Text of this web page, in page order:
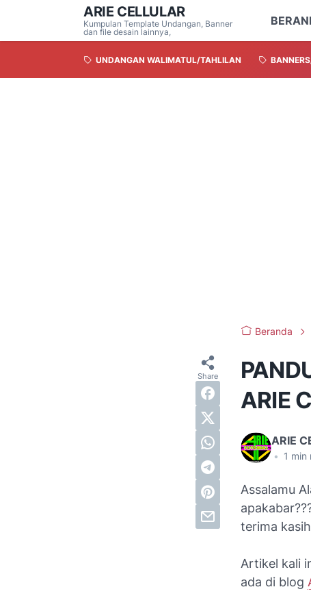
ARIE CELLULAR
Kumpulan Template Undangan, Banner
dan file desain lainnya,
UNDANGAN WALIMATUL/TAHLILAN
Beranda
ARIE
ARIE
• 1 min
Assalamu
terima
Artikel kali
ada di blog